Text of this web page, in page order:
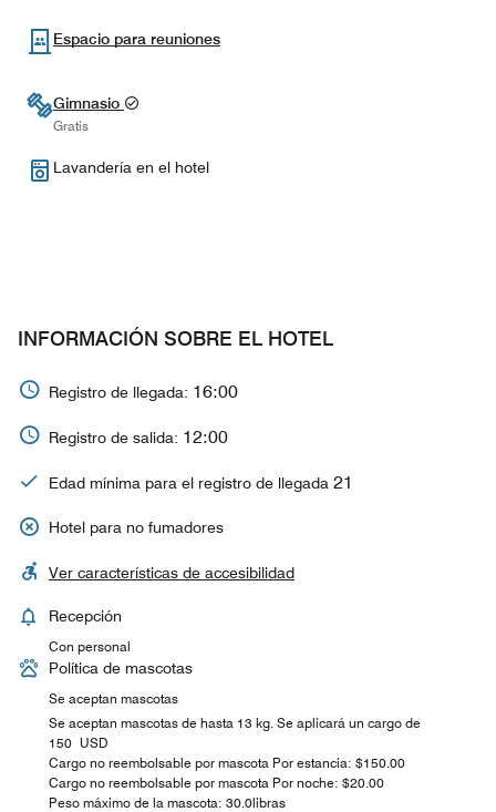
Espacio para reuniones
Gimnasio
Gratis
Lavandería en el hotel
INFORMACIÓN SOBRE EL HOTEL
Registro de llegada: 16:00
Registro de salida: 12:00
Edad mínima para el registro de llegada 21
Hotel para no fumadores
Ver características de accesibilidad
Recepción
Con personal
Política de mascotas
Se aceptan mascotas
Se aceptan mascotas de hasta 13 kg. Se aplicará un cargo de
150 USD
Cargo no reembolsable por mascota Por estancia: $150.00
Cargo no reembolsable por mascota Por noche: $20.00
Peso máximo de la mascota: 30.0libras